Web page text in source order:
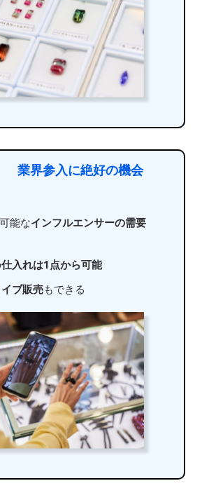
業界参入に絶好の機会
能なインフルエンサーの需要
仕入れは1点から可能
ブ販売もできる